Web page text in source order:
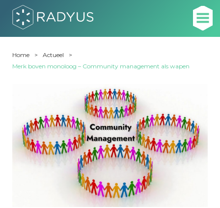
Home
Actueel
Merk boven monoloog – Community management als wapen